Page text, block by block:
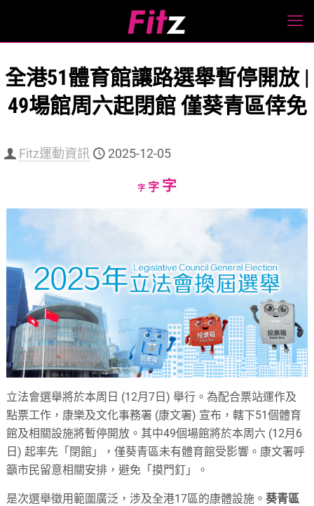
全港51體育館讓路選舉暫停開放 |
49場館周六起閉館 僅葵青區倖免
Fitz運動資訊 2025-12-05
字Decrease
字Reset
字Increase
立法會選舉將於本周日 (12月7日) 舉行。為配合票站運作及
點票工作，康樂及文化事務署 (康文署) 宣布，轄下51個體育
館及相關設施將暫停開放。其中49個場館將於本周六 (12月6
日) 起率先「閉館」，僅葵青區未有體育館受影響。康文署呼
籲市民留意相關安排，避免「摸門釘」。
是次選舉徵用範圍廣泛，涉及全港17區的康體設施。葵青區